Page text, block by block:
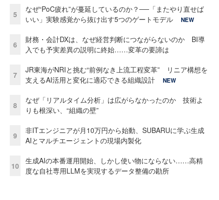
5
なぜ“PoC疲れ”が蔓延しているのか？──「またやり直せば
いい」実験感覚から抜け出す5つのゲートモデル
NEW
6
財務・会計DXは、なぜ経営判断につながらないのか BI導
入でも予実差異の説明に終始……変革の要諦は
7
JR東海がNRIと挑む“前例なき上流工程変革” リニア構想を
支えるAI活用と変化に適応できる組織設計
NEW
8
なぜ「リアルタイム分析」は広がらなかったのか 技術よ
りも根深い、“組織の壁”
9
非ITエンジニアが月10万円から始動、SUBARUに学ぶ生成
AIとマルチエージェントの現場内製化
10
生成AIの本番運用開始、しかし使い物にならない……高精
度な自社専用LLMを実現するデータ整備の勘所